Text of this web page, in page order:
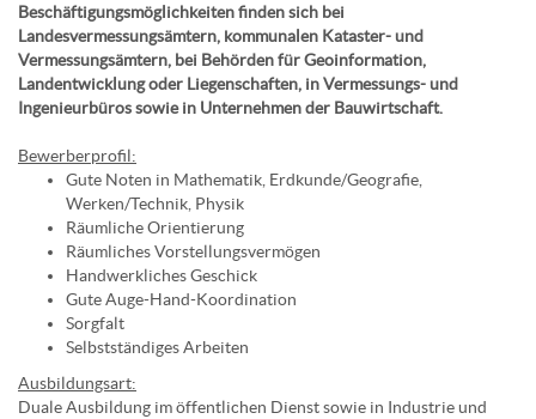
Beschäftigungsmöglichkeiten finden sich bei
Landesvermessungsämtern, kommunalen Kataster- und
Vermessungsämtern, bei Behörden für Geoinformation,
Landentwicklung oder Liegenschaften, in Vermessungs- und
Ingenieurbüros sowie in Unternehmen der Bauwirtschaft.
Bewerberprofil:
Gute Noten in Mathematik, Erdkunde/Geografie,
Werken/Technik, Physik
Räumliche Orientierung
Räumliches Vorstellungsvermögen
Handwerkliches Geschick
Gute Auge-Hand-Koordination
Sorgfalt
Selbstständiges Arbeiten
Ausbildungsart:
Duale Ausbildung im öffentlichen Dienst sowie in Industrie und